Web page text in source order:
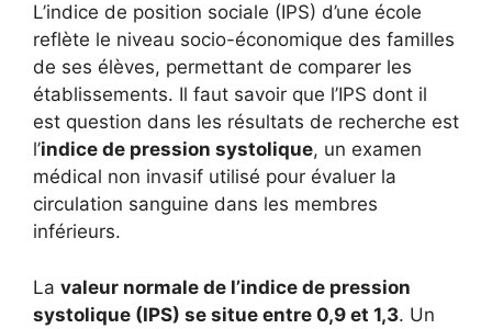
L’indice de position sociale (IPS) d’une école
reflète le niveau socio-économique des familles
de ses élèves, permettant de comparer les
établissements. Il faut savoir que l’IPS dont il
est question dans les résultats de recherche est
l’indice de pression systolique, un examen
médical non invasif utilisé pour évaluer la
circulation sanguine dans les membres
inférieurs.
La valeur normale de l’indice de pression
systolique (IPS) se situe entre 0,9 et 1,3. Un